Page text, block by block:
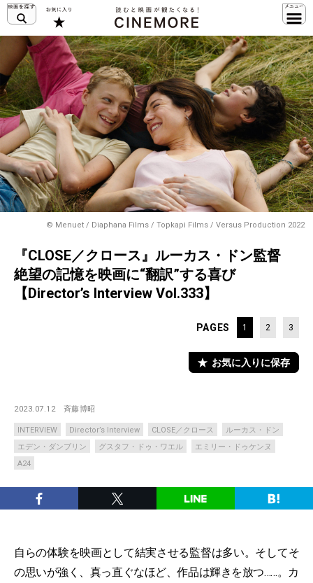
© Menuet / Diaphana Films / Topkapi Films / Versus Production 2022
『CLOSE／クロース』ルーカス・ドン監督
絶望の記憶を映画に“翻訳”する喜び
【Director’s Interview Vol.333】
PAGES 1 2 3
お気に入りに保存
2023.07.12 斉藤博昭
INTERVIEW Director’s Interview CLOSE／クロース
ルーカス・ドン
エデン・ダンブリン
グスタフ・ドゥ・ワエル
エミリー・ドゥケンヌ
A24
自らの体験を映画として結実させる監督は多い。そしてそ
の思いが強く、真っ直ぐなほど、作品は輝きを放つ……。カ